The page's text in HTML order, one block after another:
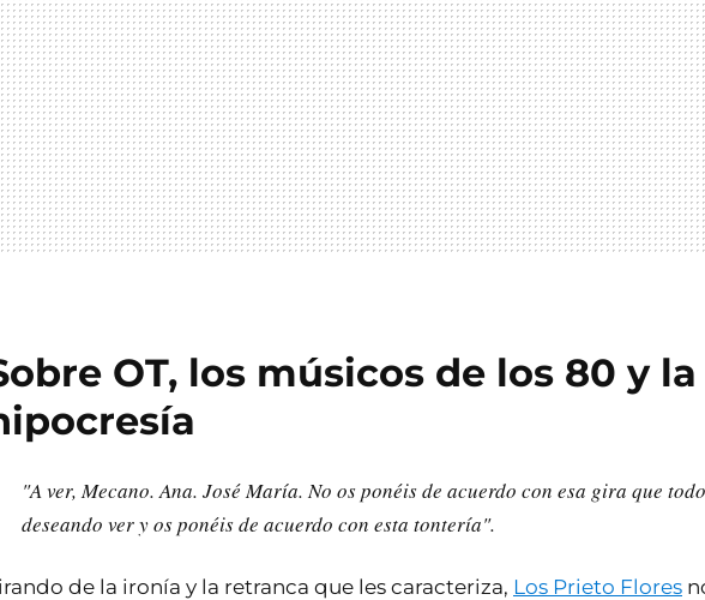
OT, los músicos de los 80 y la
"A ver, Mecano. Ana. José María. No os ponéis de acuerdo con esa gira que
deseando ver y os ponéis de acuerdo con esta tontería".
de la ironía y la retranca que les caracteriza, Los Prieto Flores